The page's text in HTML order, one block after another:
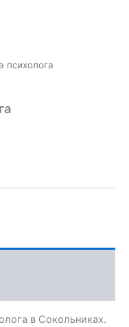
психолога
в Сокольниках.